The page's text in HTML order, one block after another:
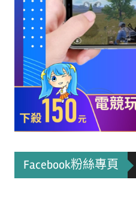
Facebook粉絲專頁